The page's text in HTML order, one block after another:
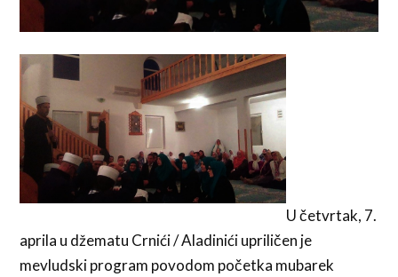
U četvrtak, 7.
aprila u džematu Crnići / Aladinići upriličen je
mevludski program povodom početka mubarek